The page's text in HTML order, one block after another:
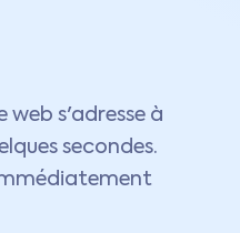
web s'adresse à
secondes.